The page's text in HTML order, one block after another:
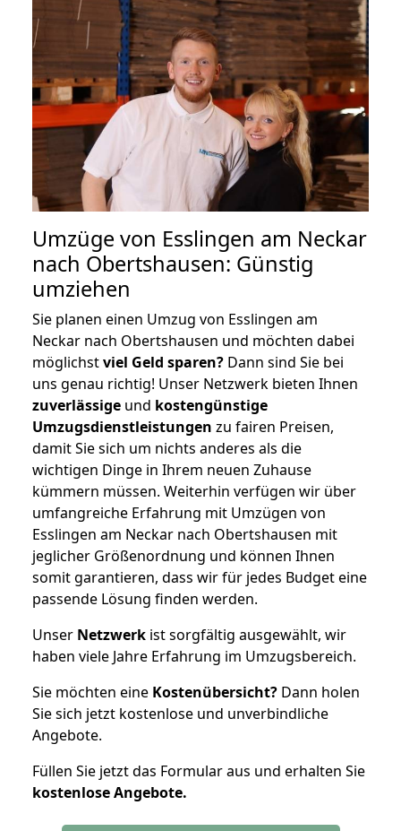
Umzüge von Esslingen am Neckar
nach Obertshausen: Günstig
umziehen
Sie planen einen Umzug von Esslingen am
Neckar nach Obertshausen und möchten dabei
möglichstviel Geld sparen? Dann sind Sie bei
uns genau richtig! Unser Netzwerk bieten Ihnen
zuverlässige und kostengünstige
Umzugsdienstleistungen zu fairen Preisen,
damit Sie sich um nichts anderes als die
wichtigen Dinge in Ihrem neuen Zuhause
kümmern müssen. Weiterhin verfügen wir über
umfangreiche Erfahrung mit Umzügen von
Esslingen am Neckar nach Obertshausen mit
jeglicher Größenordnung und können Ihnen
somit garantieren, dass wir für jedes Budget eine
passende Lösung finden werden.
Unser Netzwerk ist sorgfältig ausgewählt, wir
haben viele Jahre Erfahrung im Umzugsbereich.
Sie möchten eine Kostenübersicht? Dann holen
Sie sich jetzt kostenlose und unverbindliche
Angebote.
Füllen Sie jetzt das Formular aus und erhalten Sie
kostenloseAngebote.